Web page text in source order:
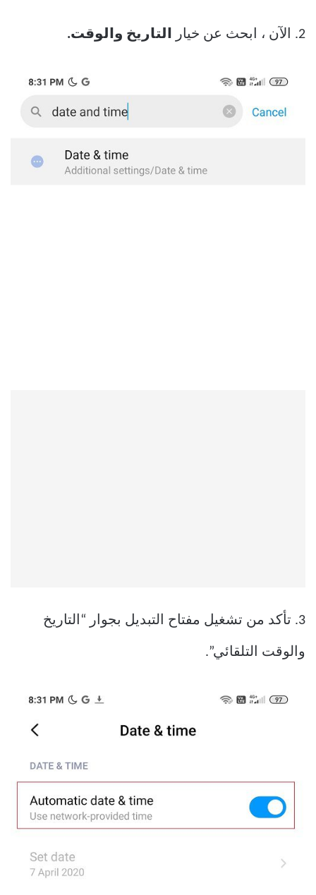
2. الآن ، ابحث عن خيار التاريخ والوقت.
3. تأكد من تشغيل مفتاح التبديل بجوار “التاريخ
والوقت التلقائي”.